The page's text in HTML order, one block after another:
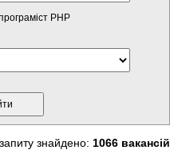
PHP
знайдено: 1066 вакансій